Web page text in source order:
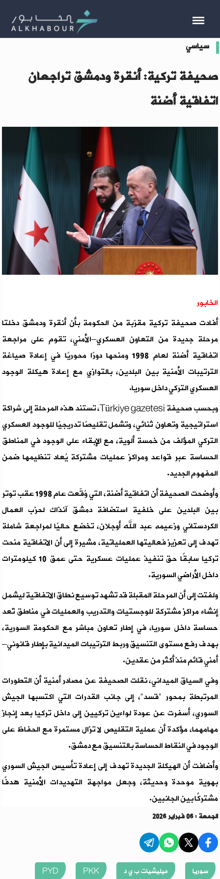
سياسي
صحيفة تركية: أنقرة ودمشق تراجعان
اتفاقية أضنة
الخابور
أفادت صحيفة تركية مقرّبة من الحكومة بأن أنقرة ودمشق دخلتا
مرحلة جديدة من التعاون العسكري–الأمني، تقوم على مراجعة
اتفاقية أضنة لعام 1998 ومنحها دورًا محوريًا في إعادة صياغة
الترتيبات الأمنية بين البلدين، بالتوازي مع إعادة هيكلة الوجود
العسكري التركي داخل سوريا.
وبحسب صحيفة Türkiye gazetesi، تستند هذه المرحلة إلى شراكة
استراتيجية وتعاون ثنائي، وتشمل تقليصًا تدريجيًا للوجود العسكري
التركي المؤلف من خمسة ألوية، مع الإبقاء على الوجود في المناطق
الحساسة عبر قواعد ومراكز عمليات مشتركة يُعاد تنظيمها ضمن
المفهوم الجديد.
وأوضحت الصحيفة أن اتفاقية أضنة، التي وُقّعت عام 1998 عقب توتر
بين البلدين على خلفية استضافة دمشق آنذاك لحزب العمال
الكردستاني وزعيمه عبد الله أوجلان، تخضع حاليًا لمراجعة شاملة
تهدف إلى تعزيز فعاليتها العملياتية، مشيرة إلى أن الاتفاقية منحت
تركيا سابقًا حق تنفيذ عمليات عسكرية حتى عمق 10 كيلومترات
داخل الأراضي السورية.
ولفتت إلى أن المرحلة المقبلة قد تشهد توسيع نطاق الاتفاقية ليشمل
إنشاء مراكز مشتركة للوجستيات والتدريب والعمليات في مناطق تُعد
حساسة داخل سوريا، في إطار تعاون مباشر مع الحكومة السورية،
بهدف رفع مستوى التنسيق وربط الترتيبات الميدانية بإطار قانوني–
أمني قائم منذ أكثر من عقدين.
وفي السياق الميداني، نقلت الصحيفة عن مصادر أمنية أن التطورات
المرتبطة بمحور "قسد"، إلى جانب القدرات التي اكتسبها الجيش
السوري، أسفرت عن عودة لواءين تركيين إلى داخل تركيا بعد إنجاز
مهامهما، مؤكدة أن عملية التقليص لا تزال مستمرة مع الحفاظ على
الوجود في النقاط الحساسة بالتنسيق مع دمشق.
وأضافت أن الهيكلة الجديدة تهدف إلى إعادة تأسيس الجيش السوري
بهوية موحدة وحديثة، وجعل مواجهة التهديدات الأمنية هدفًا
مشتركًا بين الجانبين.
الجمعة : 06 فبراير 2026
سوريا ميليشيات ب ي د PKK
PYD